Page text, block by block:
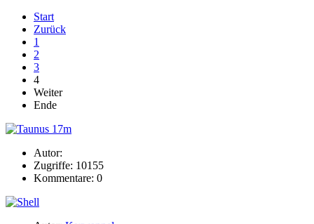
Start
Zurück
1
2
3
4
Weiter
Ende
Autor:
Zugriffe: 10155
Kommentare: 0